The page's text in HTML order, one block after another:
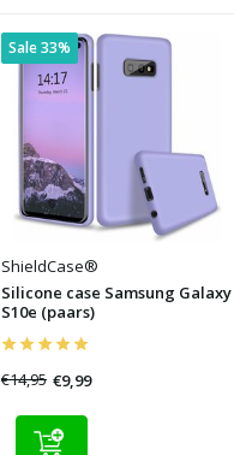
Sale 33%
ShieldCase®
Silicone case Samsung Galaxy
S10e (paars)
€14,95 €9,99